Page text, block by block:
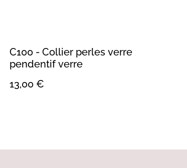
C100 - Collier perles verre
pendentif verre
13,00 €